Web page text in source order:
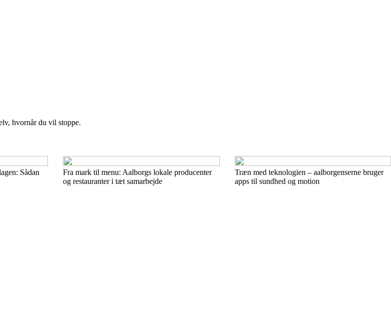
hvornår du vil stoppe.
Sådan
Fra mark til menu: Aalborgs lokale producenter
og restauranter i tæt samarbejde
Træn med teknologien – aalborgenserne bruger
apps til sundhed og motion